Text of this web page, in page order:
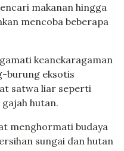
makanan hingga
mencoba beberapa
keanekaragaman
burung eksotis
satwa liar seperti
hutan.
menghormati budaya
sungai dan hutan